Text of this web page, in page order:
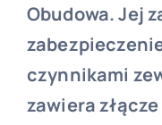
Obudowa. Jej
czynnikami
zawiera